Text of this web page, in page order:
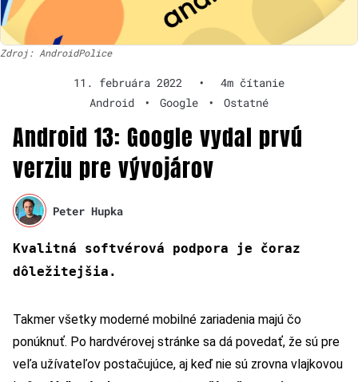
Zdroj: AndroidPolice
11. februára 2022 •
4m čítanie
Android
• Google • Ostatné
Android 13: Google vydal prvú
verziu pre vývojárov
Peter Hupka
Kvalitná softvérová podpora je čoraz
dôležitejšia.
Takmer všetky moderné mobilné zariadenia majú čo
ponúknuť. Po hardvérovej stránke sa dá povedať, že sú pre
veľa užívateľov postačujúce, aj keď nie sú zrovna vlajkovou